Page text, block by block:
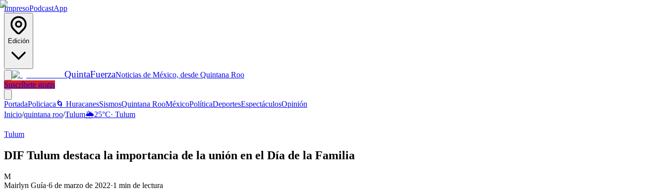
ImpresoPodcastApp
Edición
QuintaFuerzaNoticias de México, desde Quintana Roo
Suscríbete gratis
PortadaPoliciaca 🌀 HuracanesSismosQuintana RooMéxicoPolíticaDeportesEspectáculosOpinión
Inicio/quintana roo/Tulum🌦️25°C· Tulum
Tulum
DIF Tulum destaca la importancia de la unión en el Día de la Familia
M
Mairlyn Guía·6 de marzo de 2022·1 min de lectura